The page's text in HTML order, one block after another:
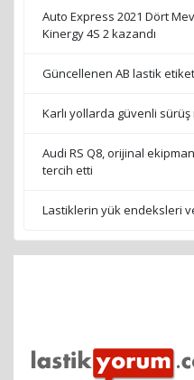
Auto Express 2021 Dört
Kinergy 4S 2 kazandı
Güncellenen AB lastik
Karlı yollarda güvenli sürüş
Audi RS Q8, orijinal
tercih etti
Lastiklerin yük endeksleri